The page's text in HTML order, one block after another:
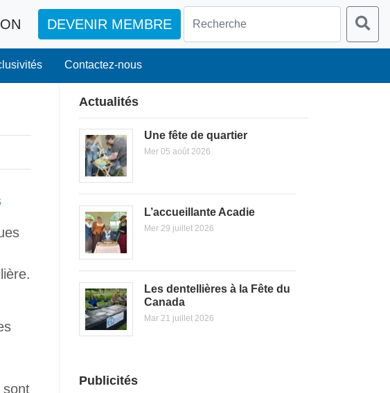
DEVENIR MEMBRE
Contactez-nous
sont
Actualités
Une fête de quartier
Mer 05 août 2026
L’accueillante Acadie
Mer 29 juillet 2026
Les dentellières à la Fête du
Canada
Mar 21 juillet 2026
Publicités